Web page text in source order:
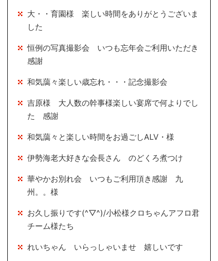
大・・育園様 楽しい時間をありがとうございま
した
恒例の写真撮影会 いつも忘年会ご利用いただき
感謝
和気藹々楽しい歳忘れ・・・記念撮影会
吉原様 大人数の幹事様楽しい宴席で何よりでし
た 感謝
和気藹々と楽しい時間をお過ごしALV・様
伊勢海老大好きな会長さん のどくろ煮つけ
華やかお別れ会 いつもご利用頂き感謝 九
州。。様
お久し振りです(^▽^)/小松様クロちゃんアフロ君
チーム様たち
れいちゃん いらっしゃいませ 嬉しいです